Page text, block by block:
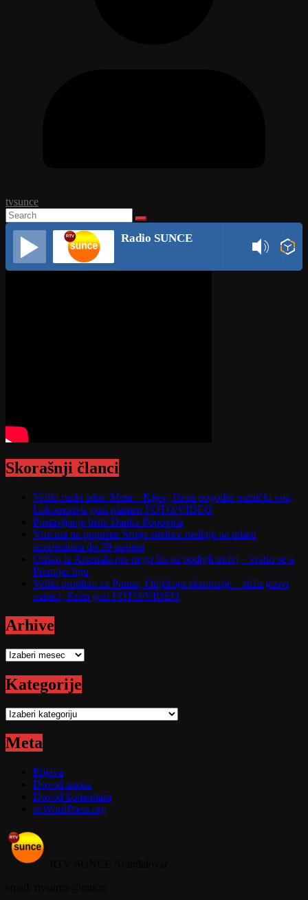
tvsunce
Radio SUNCE
Skorašnji članci
Veliki ruski udar: Meta – Kijev; Dron pogodio putnički voz;
Lokomotivu guta plamen FOTO/VIDEO
Postavljanje biste Danka Popovića
Vrućina ne popušta: Srbija sledeće nedelje na udaru
temperatura do 39 stepeni
Otišao iz Arsenala pre nego što su podigli trofej – vratio se u
Premijer ligu
Veliki problem za Putina; Odjekuju eksplozije – stižu jezivi
snimci; Krim gori FOTO/VIDEO
Arhive
Arhive
Kategorije
Kategorije
Meta
Prijava
Dovod unosa
Dovod komentara
sr.WordPress.org